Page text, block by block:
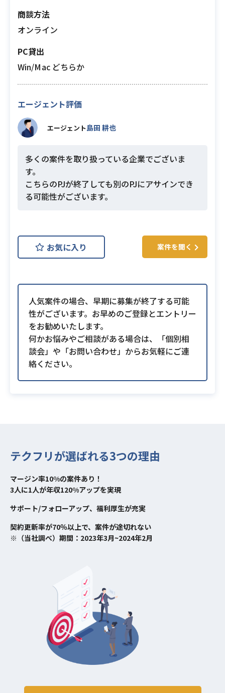
商談方法
オンライン
PC貸出
Win/Mac どちらか
エージェント評価
エージェント島田 耕也
多くの案件を取り扱っている企業でございま
す。
こちらのPJが終了しても別のPJにアサインでき
る可能性がございます。
お気に入り 案件を聞く
人気案件の場合、早期に募集が終了する可能
性がございます。お早めのご登録とエントリー
をお勧めいたします。
何かお悩みやご相談がある場合は、「個別相
談会」や「お問い合わせ」からお気軽にご連
絡ください。
テクフリが選ばれる3つの理由
マージン率10%の案件あり！
3人に1人が年収120%アップを実現
サポート/フォローアップ、福利厚生が充実
契約更新率が70％以上で、案件が途切れない
※（当社調べ）期間：2023年3月~2024年2月